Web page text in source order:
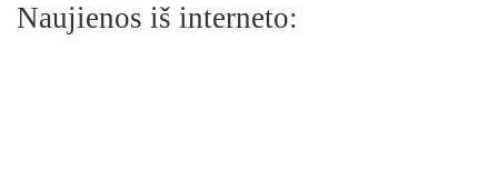
Naujienos iš interneto: